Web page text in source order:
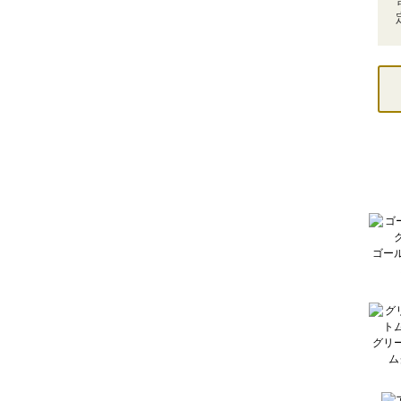
ゴー
グリ